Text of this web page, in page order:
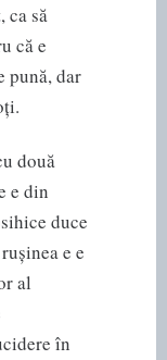
ca să
că e
pună, dar
două
e din
duce
e e
al
în